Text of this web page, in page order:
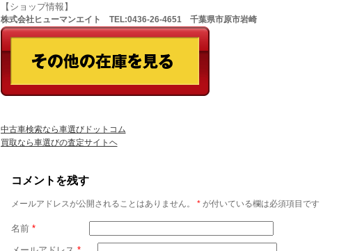
【ショップ情報】
株式会社ヒューマンエイト TEL:0436-26-4651 千葉県市原市岩崎
中古車検索なら車選びドットコム
買取なら車選びの査定サイトヘ
コメントを残す
メールアドレスが公開されることはありません。 *が付いている欄は必須項目です
名前 *